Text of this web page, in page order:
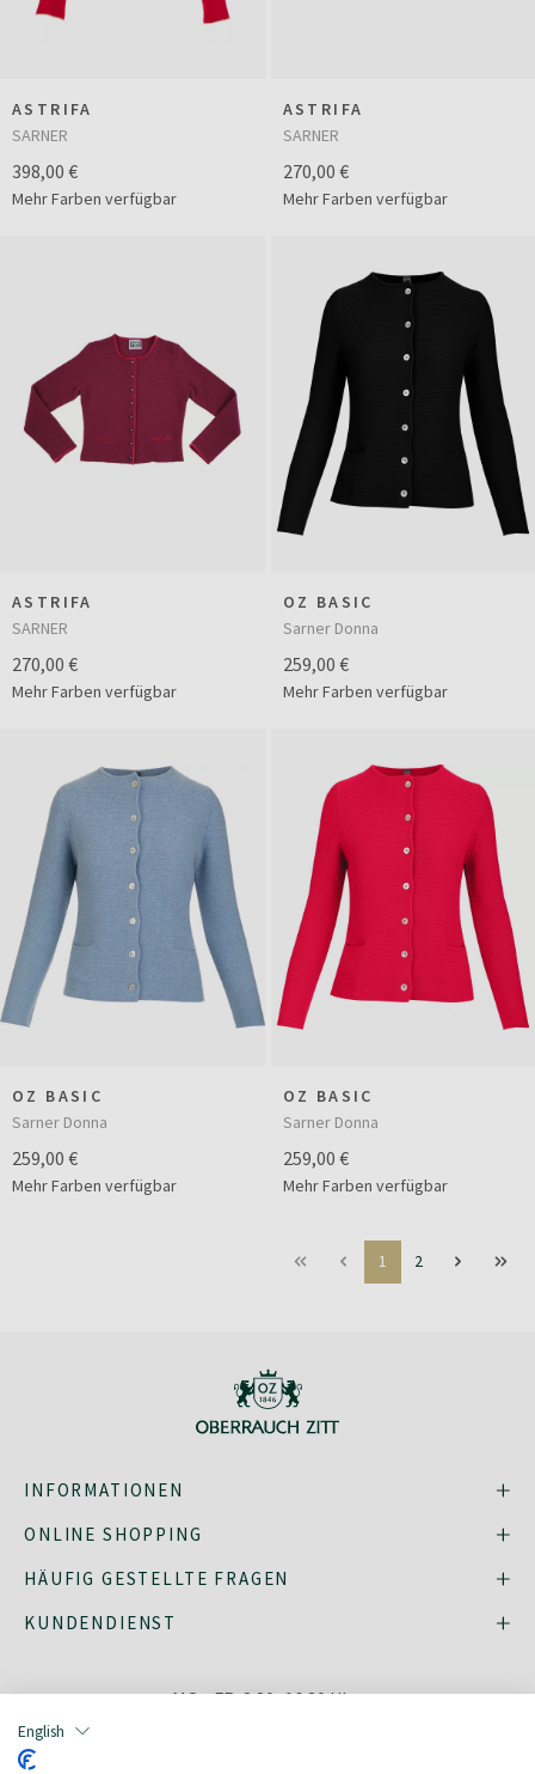
English
ASTRIFA
SARNER
398,00 €
Mehr Farben verfügbar
ASTRIFA
SARNER
270,00 €
Mehr Farben verfügbar
ASTRIFA
SARNER
270,00 €
Mehr Farben verfügbar
OZ BASIC
Sarner Donna
259,00 €
Mehr Farben verfügbar
OZ BASIC
Sarner Donna
259,00 €
Mehr Farben verfügbar
OZ BASIC
Sarner Donna
259,00 €
Mehr Farben verfügbar
1 2
INFORMATIONEN
ONLINE SHOPPING
HÄUFIG GESTELLTE FRAGEN
KUNDENDIENST
MO - FR: 8:30–16:30 Uhr,